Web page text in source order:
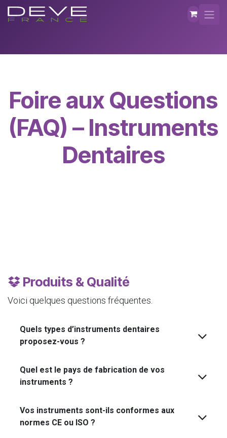
Se rendre au contenu
Foire aux Questions
(FAQ) – Instruments
Dentaires
Produits & Qualité
Voici quelques questions fréquentes.
Quels types d’instruments dentaires
proposez-vous ?
Quel est le pays de fabrication de vos
instruments ?
Vos instruments sont-ils conformes aux
normes CE ou ISO ?